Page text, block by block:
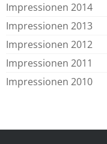
Impressionen 2014
Impressionen 2013
Impressionen 2012
Impressionen 2011
Impressionen 2010